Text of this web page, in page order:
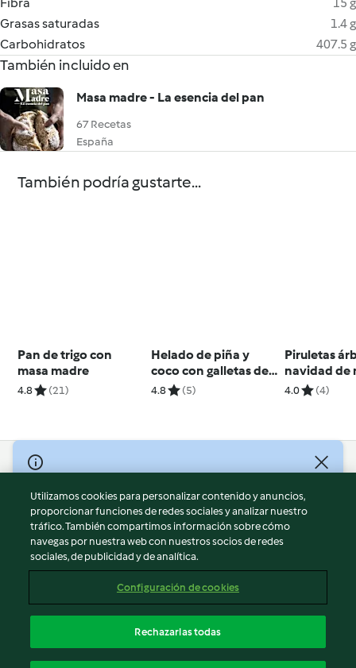
Grasas saturadas
1.4 g
Carbohidratos
407.5 g
También incluido en
Masa madre - La esencia del pan
67 Recetas
España
También podría gustarte...
Pan de trigo con
masa madre
4.8 (21)
Helado de piña y
coco con galletas de
jengibre (sin lácteos)
4.8 (5)
Piruletas
navidad de
4.0 (4)
© Copyright 2026
Términos de uso
Política de privacidad
Aviso legal
Información legal
Reportar contenido
Declaración de accesibilidad
Utilizamos cookies para personalizar contenido y anuncios,
proporcionar funciones de redes sociales y analizar nuestro
tráfico. También compartimos información sobre cómo
navegas por nuestra web con nuestros socios de redes
sociales, de publicidad y de analítica.
Configuración de cookies
Rechazarlas todas